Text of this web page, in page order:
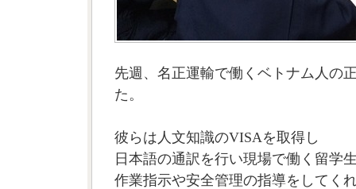
先週、名正運輸で働くベトナム人の
た。
彼らは人文知識のVISAを取得し
日本語の通訳を行い現場で働く留学
作業指示や安全管理の指導をしてく